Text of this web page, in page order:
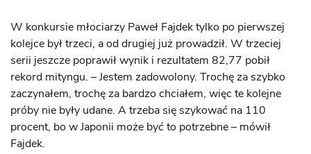
W konkursie młociarzy Paweł Fajdek tylko po pierwszej
kolejce był trzeci, a od drugiej już prowadził. W trzeciej
serii jeszcze poprawił wynik i rezultatem 82,77 pobił
rekord mityngu. – Jestem zadowolony. Trochę za szybko
zaczynałem, trochę za bardzo chciałem, więc te kolejne
próby nie były udane. A trzeba się szykować na 110
procent, bo w Japonii może być to potrzebne – mówił
Fajdek.